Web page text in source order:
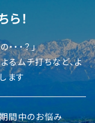
！
・・？」
るムチ打ちなど、よ
ます
間中のお悩み